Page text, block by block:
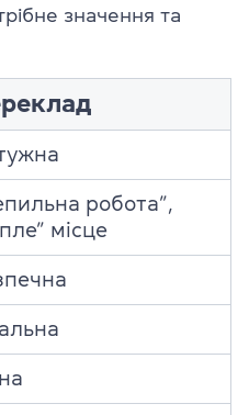
значення та
робота”,
місце